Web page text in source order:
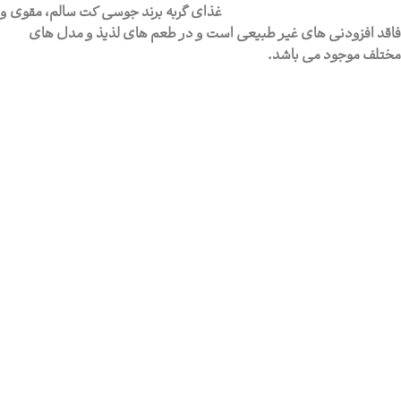
غذای گربه برند جوسی کت سالم، مقوی و
فاقد افزودنی های غیر طبیعی است و در طعم های لذیذ و مدل های
مختلف موجود می باشد.